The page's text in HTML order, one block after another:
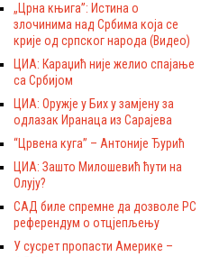
„Црна књига”: Истина о
злочинима над Србима која се
крије од српског народа (Видео)
ЦИА: Караџић није желио спајање
са Србијом
ЦИА: Оружје у Бих у замјену за
одлазак Иранаца из Сарајева
“Црвена куга” – Антоније Ђурић
ЦИА: Зашто Милошевић ћути на
Олују?
САД биле спремне да дозволе РС
референдум о отцјепљењу
У сусрет пропасти Америке –